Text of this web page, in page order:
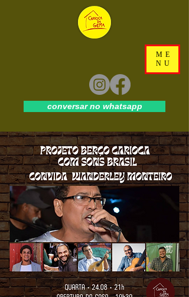
ME
NU
conversar no whatsapp